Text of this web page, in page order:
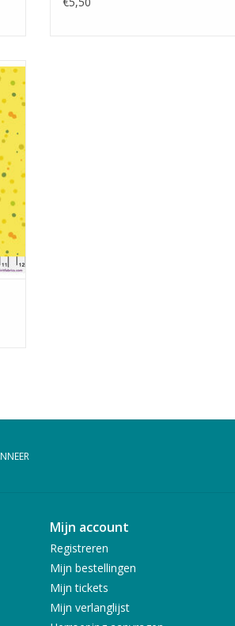
Mijn account
Registreren
Mijn bestellingen
Mijn tickets
Mijn verlanglijst